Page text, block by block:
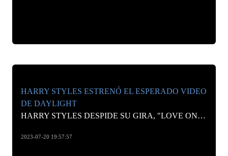
HARRY STYLES ESTRENÓ EL ESPERADO VIDEO
DE DAYLIGHT
HARRY STYLES DESPIDE SU GIRA, "LOVE ON TOUR", CON EL ESTRENO DE "DAYLIGHT", SU NUEVO VIDEOCLIP.
2023-07-20 19:57:57